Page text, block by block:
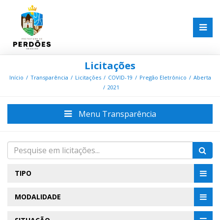
Licitações
Início Transparência Licitações COVID-19 Pregão Eletrônico
Aberta
2021
Menu Transparência
TIPO
MODALIDADE